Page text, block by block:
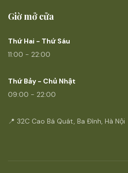
Giờ mở cửa
Thứ Hai - Thứ Sáu
11:00 - 22:00
Thứ Bảy - Chủ Nhật
09:00 - 22:00
📍 32C Cao Bá Quát, Ba Đình, Hà Nội